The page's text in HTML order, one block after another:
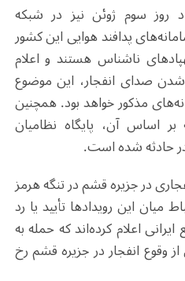
روز سوم ژوئن نیز در شبکه
پدافند هوایی این کشور
ناشناس هستند و اعلام
صدای انفجار، این موضوع
مذکور خواهد بود. همچنین
اساس آن، پایگاه نظامیان
حادثه شده است.
در جزیره قشم در تنگه هرمز
این رویدادها تأیید یا رد
اعلام کرده‌اند که حمله به
از وقوع انفجار در جزیره قشم رخ